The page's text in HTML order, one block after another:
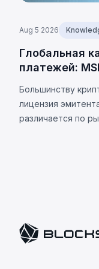
Aug 5 2026
Глобальная
платежей:
Большинству
лицензия
различается по